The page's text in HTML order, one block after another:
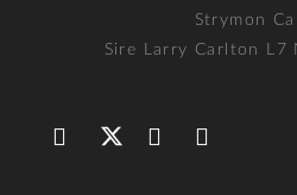
Strymon
Sire Larry Carlton L7